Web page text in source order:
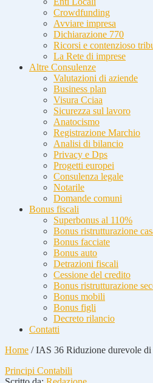
Crowdfunding
Avviare impresa
Dichiarazione 770
Ricorsi e contenzioso
La Rete di imprese
Altre Consulenze
Valutazioni di aziende
Business plan
Visura Cciaa
Sicurezza sul lavoro
Anatocismo
Registrazione Marchio
Analisi di bilancio
Privacy e Dps
Progetti europei
Consulenza legale
Notarile
Domande comuni
Bonus fiscali
Superbonus al 110%
Bonus ristrutturazione
Bonus facciate
Bonus auto
Detrazioni fiscali
Cessione del credito
Bonus ristrutturazione
Bonus mobili
Bonus figli
Decreto rilancio
Contatti
Home /IAS 36 Riduzione durevole
Principi Contabili